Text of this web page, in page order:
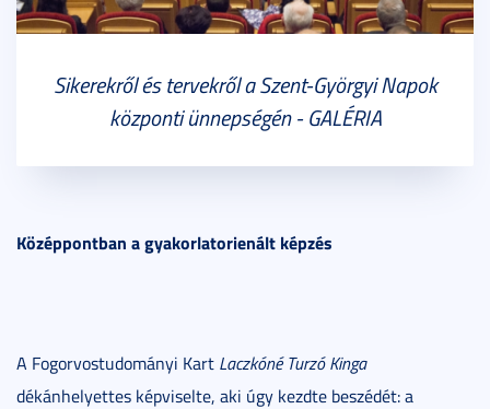
Sikerekről és tervekről a Szent-Györgyi Napok
központi ünnepségén - GALÉRIA
Középpontban a gyakorlatorienált képzés
A Fogorvostudományi Kart Laczkóné Turzó Kinga
dékánhelyettes képviselte, aki úgy kezdte beszédét: a